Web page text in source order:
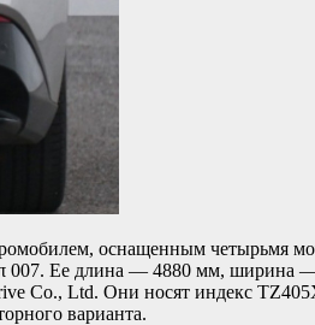
оснащенным четырьмя
007. Ее длина — 4880 мм,
Co., Ltd. Они носят индекс
варианта.